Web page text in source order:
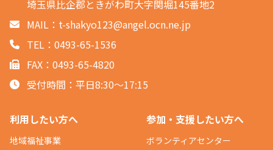
埼玉県比企郡ときがわ町大字関堀145番地2
MAIL： t-shakyo123@angel.ocn.ne.jp
TEL：0493-65-1536
FAX：0493-65-4820
受付時間：平日8:30〜17:15
利用したい方へ
地域福祉事業
参加・支援したい方へ
ボランティアセンター